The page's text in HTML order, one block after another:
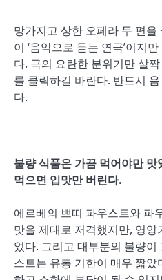
망가지고 상한 오페라 두 편
이 ‘음악으로 듣는 연극’이지
다. 극의 요란한 분위기만 살
를 클릭하길 바란다. 반드시
다.
불량 식품은 가끔 먹어야만
먹으면 입맛만 버린다.
에르베의 쁘띠 파우스트와 파
맛을 제대로 저격했지만, 영
었다. 그리고 대부분의 불량
스트는 유통 기한이 매우 짧